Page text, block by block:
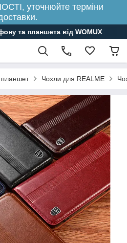
уточнюйте терміни
та планшета від WOMUX
Чохли для REALME